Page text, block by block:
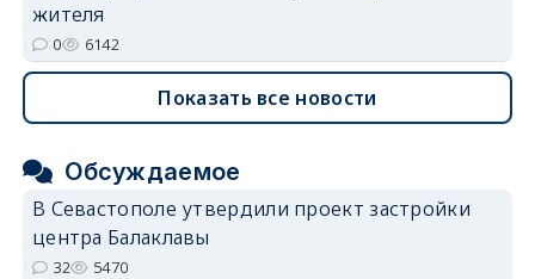
жителя
0 6142
Показать все новости
Обсуждаемое
В Севастополе утвердили проект застройки
центра Балаклавы
32 5470